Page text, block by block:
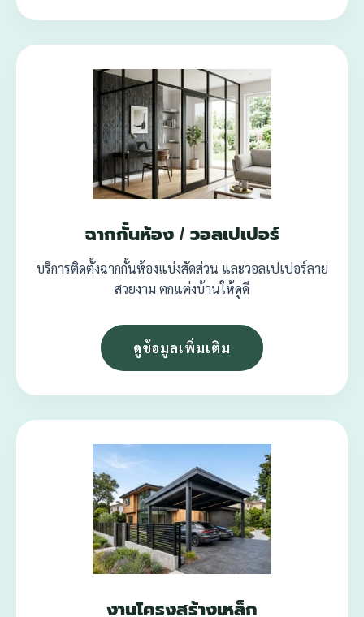
ฉากกั้นห้อง / วอลเปเปอร์
บริการติดตั้งฉากกั้นห้องแบ่งสัดส่วน และวอลเปเปอร์ลาย
สวยงาม ตกแต่งบ้านให้ดูดี
ดูข้อมูลเพิ่มเติม
งานโครงสร้างเหล็ก